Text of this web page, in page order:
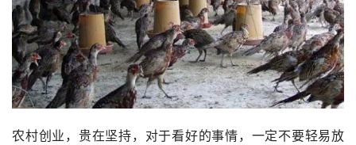
农村创业，贵在坚持，对于看好的事情，一定不要轻易放